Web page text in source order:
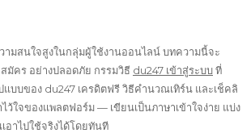
ามสนใจสูงในกลุ่มผู้ใช้งานออนไลน์ บทความนี้จะ
มัคร อย่างปลอดภัย กรรมวิธี du247 เข้าสู่ระบบ ที่
บบของ du247 เครดิตฟรี วิธีคำนวณเทิร์น และเช็คลิ
ว้ใจของแพลตฟอร์ม — เขียนเป็นภาษาเข้าใจง่าย แบ่ง
อาไปใช้จริงได้โดยทันที